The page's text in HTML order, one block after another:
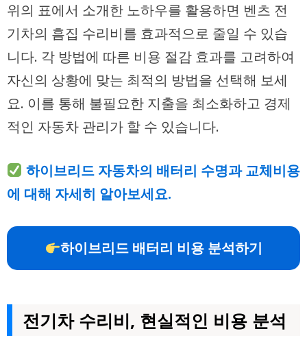
위의 표에서 소개한 노하우를 활용하면 벤츠 전
기차의 흠집 수리비를 효과적으로 줄일 수 있습
니다. 각 방법에 따른 비용 절감 효과를 고려하여
자신의 상황에 맞는 최적의 방법을 선택해 보세
요. 이를 통해 불필요한 지출을 최소화하고 경제
적인 자동차 관리가 할 수 있습니다.
하이브리드 자동차의 배터리 수명과 교체비용
에 대해 자세히 알아보세요.
하이브리드 배터리 비용 분석하기
전기차 수리비, 현실적인 비용 분석